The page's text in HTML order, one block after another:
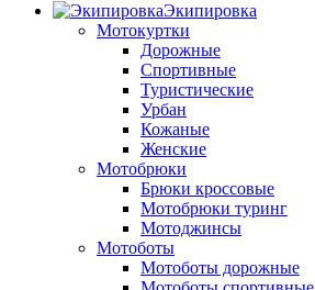
Экипировка
Мотокуртки
Дорожные
Спортивные
Туристические
Урбан
Кожаные
Женские
Мотобрюки
Брюки кроссовые
Мотобрюки туринг
Мотоджинсы
Мотоботы
Мотоботы дорожные